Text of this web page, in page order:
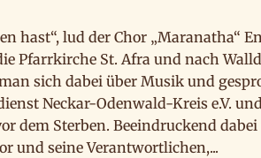
hast“, lud der Chor „Maranatha“
Pfarrkirche St. Afra und nach
sich dabei über Musik und
Neckar-Odenwald-Kreis e.V.
dem Sterben. Beeindruckend
und seine Verantwortlichen,...